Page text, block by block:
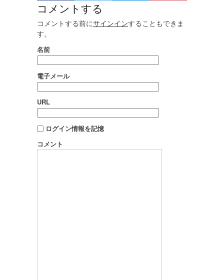
コメントする
コメントする前にサインインすることもできま
す。
名前
電子メール
URL
ログイン情報を記憶
コメント